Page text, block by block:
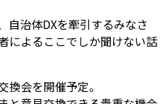
自治体DXを牽引するみなさ
によるここでしか聞けない話
換会を開催予定。